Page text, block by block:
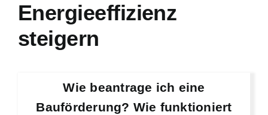
Energieeffizienz
steigern
Wie beantrage ich eine
Bauförderung? Wie funktioniert